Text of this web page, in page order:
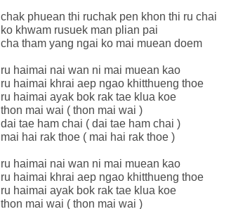
chak phuean thi ruchak pen khon thi ru chai
ko khwam rusuek man plian pai
cha tham yang ngai ko mai muean doem
ru haimai nai wan ni mai muean kao
ru haimai khrai aep ngao khitthueng thoe
ru haimai ayak bok rak tae klua koe
thon mai wai ( thon mai wai )
dai tae ham chai ( dai tae ham chai )
mai hai rak thoe ( mai hai rak thoe )
ru haimai nai wan ni mai muean kao
ru haimai khrai aep ngao khitthueng thoe
ru haimai ayak bok rak tae klua koe
thon mai wai ( thon mai wai )